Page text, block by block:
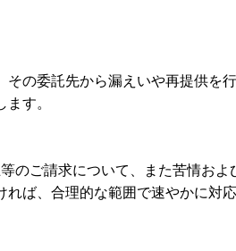
の委託先から漏えいや再提供を
す。
のご請求について、また苦情およ
ば、合理的な範囲で速やかに対応